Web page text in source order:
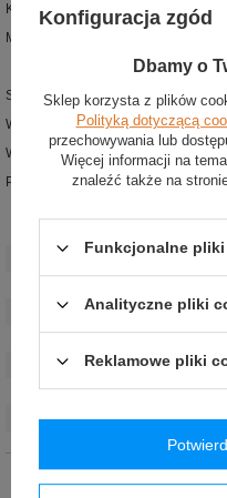
Kolor: Czarny
Materiał: neopren
Solidne wodoodporne buty
Wykonane z elastycznego neoprenu
Warstwa zewnętrzna z nylonu,
Podeszwa z naturalnego kauczuku
Płeć
Męskie
Kolor:
Czarny
Materiał:
Inny
Homologacja:
Bez
Marka: Sparco
Opinie (0)
Konfiguracja zgód
Dbamy o
Sklep korzysta z plików
Polityką dotyczącą
przechowywania lub
Więcej informacji na
znaleźć także na
Funkcjonalne
Analityczne pliki
Reklamowe pliki